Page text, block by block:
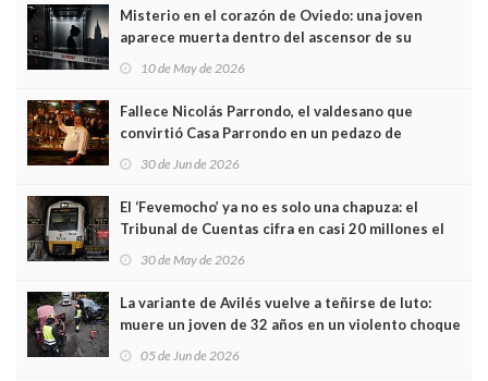
Misterio en el corazón de Oviedo: una joven
aparece muerta dentro del ascensor de su
10 de May de 2026
Fallece Nicolás Parrondo, el valdesano que
convirtió Casa Parrondo en un pedazo de
30 de Jun de 2026
El ‘Fevemocho’ ya no es solo una chapuza: el
Tribunal de Cuentas cifra en casi 20 millones el
30 de May de 2026
La variante de Avilés vuelve a teñirse de luto:
muere un joven de 32 años en un violento choque
05 de Jun de 2026